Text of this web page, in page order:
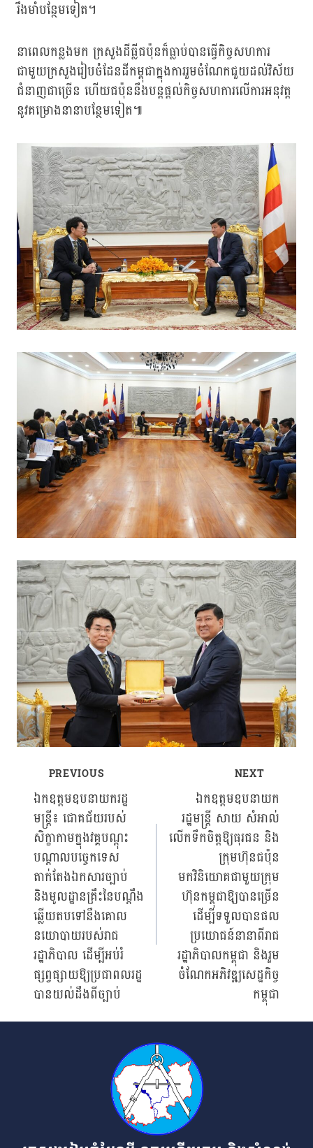
រឹងមាំបន្ថែមទៀត។
នាពេលកន្លងមក ក្រសួងដីធ្លីជប៉ុនក៏ធ្លាប់បានធ្វើកិច្ចសហការ
ជាមួយក្រសួងរៀបចំដែនដីកម្ពុជាក្នុងការរួមចំណែកជួយដល់វិស័យ
ជំនាញជាច្រើន ហើយជប៉ុននឹងបន្តផ្ដល់កិច្ចសហការលើការអនុវត្ត
នូវគម្រោងនានាបន្ថែមទៀត៕
Post
navigation
PREVIOUS
ឯកឧត្តមឧបនាយករដ្ឋ
មន្ត្រី៖ ជោគជ័យរបស់
សិក្ខាកាមក្នុងវគ្គបណ្ដុះ
បណ្ដាលបច្ចេកទេស
តាក់តែងឯកសារច្បាប់
និងមូលដ្ឋានគ្រឹះនៃបណ្ដឹង
ឆ្លើយតបទៅនឹងគោល
នយោបាយរបស់រាជ
រដ្ឋាភិបាល ដើម្បីអប់រំ
ផ្សព្វផ្សាយឱ្យប្រជាពលរដ្ឋ
បានយល់ដឹងពីច្បាប់
NEXT
ឯកឧត្តមឧបនាយក
រដ្ឋមន្ដ្រី សាយ សំអាល់
លើកទឹកចិត្តឱ្យធុរជន និង
ក្រុមហ៊ុនជប៉ុន
មកវិនិយោគជាមួយក្រុម
ហ៊ុនកម្ពុជាឱ្យបានច្រើន
ដើម្បីទទួលបានផល
ប្រយោជន៍នានាពីរាជ
រដ្ឋាភិបាលកម្ពុជា និងរួម
ចំណែកអភិវឌ្ឍសេដ្ឋកិច្ច
កម្ពុជា